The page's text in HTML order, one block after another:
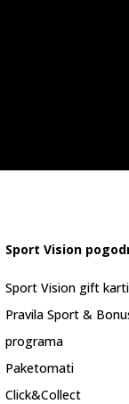
Sport Vision
Sport Vision gift
Pravila Sport &
programa
Paketomati
Click&Collect